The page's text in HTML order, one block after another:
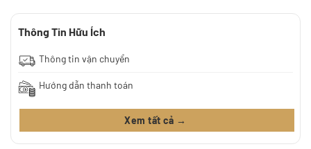
Thông Tin Hữu Ích
Thông tin vận chuyển
Hướng dẫn thanh toán
Xem tất cả →